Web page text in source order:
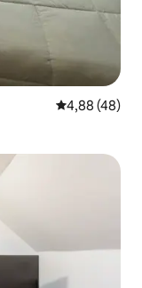
Priemerné
4,88 (48)